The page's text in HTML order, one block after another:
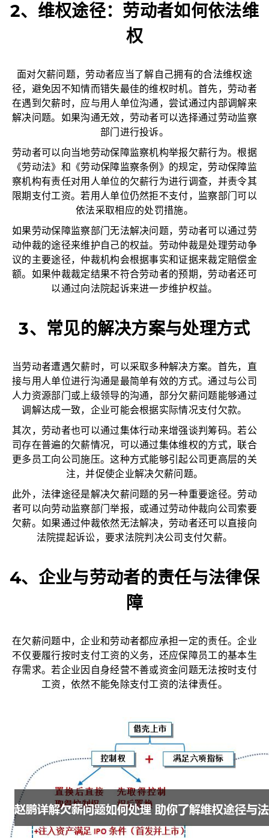
2、维权途径：劳动者如何依法维
权
面对欠薪问题，劳动者应当了解自己拥有的合法维权途
径，避免因不知情而错失最佳的维权时机。首先，劳动者
在遇到欠薪时，应与用人单位沟通，尝试通过内部调解来
解决问题。如果沟通无效，劳动者可以选择通过劳动监察
部门进行投诉。
劳动者可以向当地劳动保障监察机构举报欠薪行为。根据
《劳动法》和《劳动保障监察条例》的规定，劳动保障监
察机构有责任对用人单位的欠薪行为进行调查，并责令其
限期支付工资。若用人单位仍然拒不支付，监察部门可以
依法采取相应的处罚措施。
如果劳动保障监察部门无法解决问题，劳动者可以通过劳
动仲裁的途径来维护自己的权益。劳动仲裁是处理劳动争
议的主要途径，仲裁机构会根据事实和证据来裁定赔偿金
额。如果仲裁裁定结果不符合劳动者的预期，劳动者还可
以通过向法院起诉来进一步维护权益。
3、常见的解决方案与处理方式
当劳动者遭遇欠薪时，可以采取多种解决方案。首先，直
接与用人单位进行沟通是最简单有效的方式。通过与公司
人力资源部门或上级领导的沟通，部分欠薪问题能够通过
调解达成一致，企业可能会根据实际情况支付欠款。
其次，劳动者也可以通过集体行动来增强谈判筹码。若公
司存在普遍的欠薪情况，可以通过集体维权的方式，联合
更多员工向公司施压。这种方式能够引起公司更高层的关
注，并促使企业解决欠薪问题。
此外，法律途径是解决欠薪问题的另一种重要途径。劳动
者可以向劳动监察部门举报，或通过劳动仲裁向公司索要
欠薪。如果通过仲裁依然无法解决，劳动者还可以直接向
法院提起诉讼，要求法院判决公司支付欠薪。
4、企业与劳动者的责任与法律保
障
在欠薪问题中，企业和劳动者都应承担一定的责任。企业
不仅要履行按时支付工资的义务，还应保障员工的基本生
存需求。若企业因自身经营不善或资金问题无法按时支付
工资，依然不能免除支付工资的法律责任。